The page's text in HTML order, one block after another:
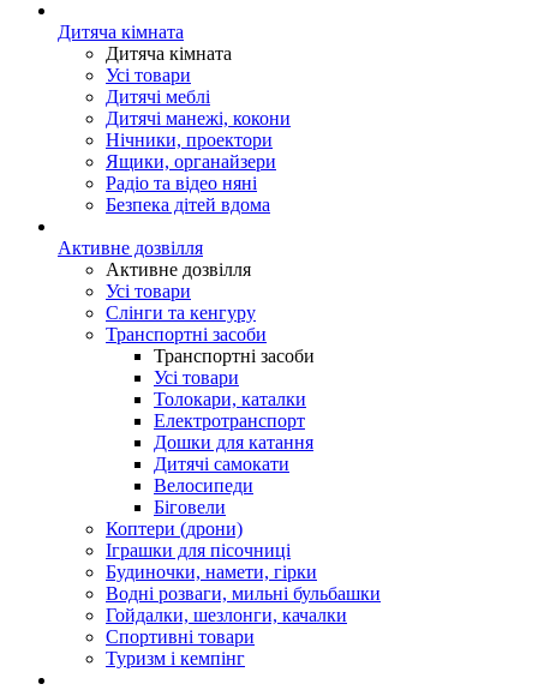
Дитяча кімната
Дитяча кімната
Усі товари
Дитячі меблі
Дитячі манежі, кокони
Нічники, проектори
Ящики, органайзери
Радіо та відео няні
Безпека дітей вдома
Активне дозвілля
Активне дозвілля
Усі товари
Слінги та кенгуру
Транспортні засоби
Транспортні засоби
Усі товари
Толокари, каталки
Електротранспорт
Дошки для катання
Дитячі самокати
Велосипеди
Біговели
Коптери (дрони)
Іграшки для пісочниці
Будиночки, намети, гірки
Водні розваги, мильні бульбашки
Гойдалки, шезлонги, качалки
Спортивні товари
Туризм і кемпінг